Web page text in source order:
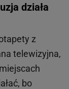
działa
z
telewizyjna,
bo